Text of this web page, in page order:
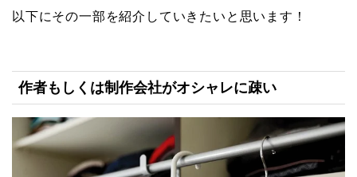
以下にその一部を紹介していきたいと思います！
作者もしくは制作会社がオシャレに疎い